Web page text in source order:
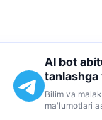
AI bot
Bilim va
ma'lumotlari